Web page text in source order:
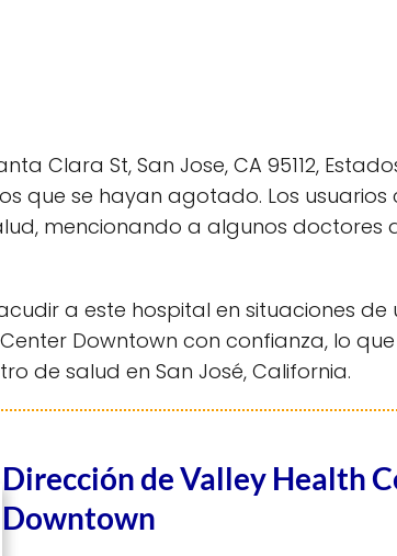
Clara St, San Jose, CA 95112,
que se hayan agotado. Los usuarios
mencionando a algunos doctores
a este hospital en situaciones
Downtown con confianza, lo
de salud en San José, California.
Dirección de Valley Health
Downtown